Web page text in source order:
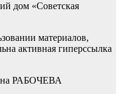
дом «Советская
материалов,
активная гиперссылка
РАБОЧЕВА